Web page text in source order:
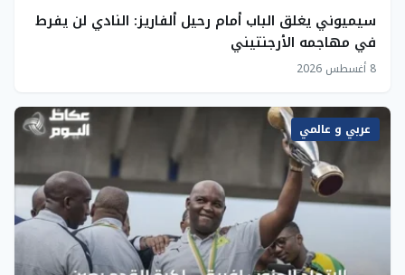
سيميوني يغلق الباب أمام رحيل ألفاريز: النادي لن يفرط
في مهاجمه الأرجنتيني
8 أغسطس 2026
عربي و عالمي